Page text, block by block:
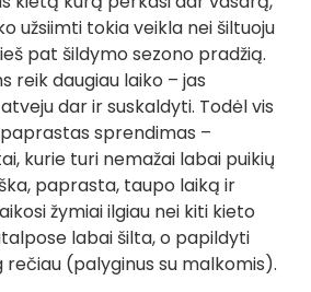
užsiimti tokia veikla nei šiltuoju
pat šildymo sezono pradžią.
reik daugiau laiko – jas
dar ir suskaldyti. Todėl vis
sprendimas –
kurie turi nemažai labai puikių
paprasta, taupo laiką ir
žymiai ilgiau nei kiti kieto
labai šilta, o papildyti
rečiau (palyginus su malkomis).